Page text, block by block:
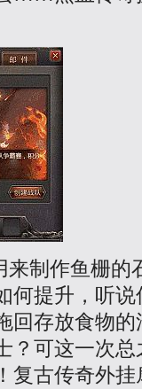
制作鱼栅的
何提升，听
回存放食物
？可这一次
复古传奇外